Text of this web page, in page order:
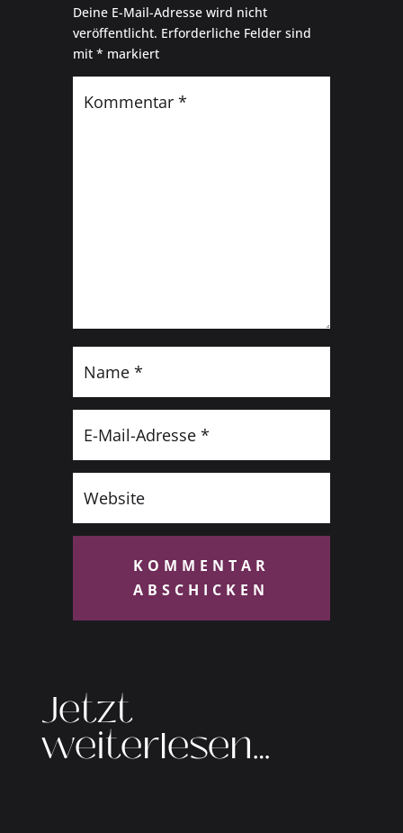
Deine E-Mail-Adresse wird nicht
veröffentlicht. Erforderliche Felder sind
mit * markiert
KOMMENTAR
ABSCHICKEN
Jetzt
weiterlesen…